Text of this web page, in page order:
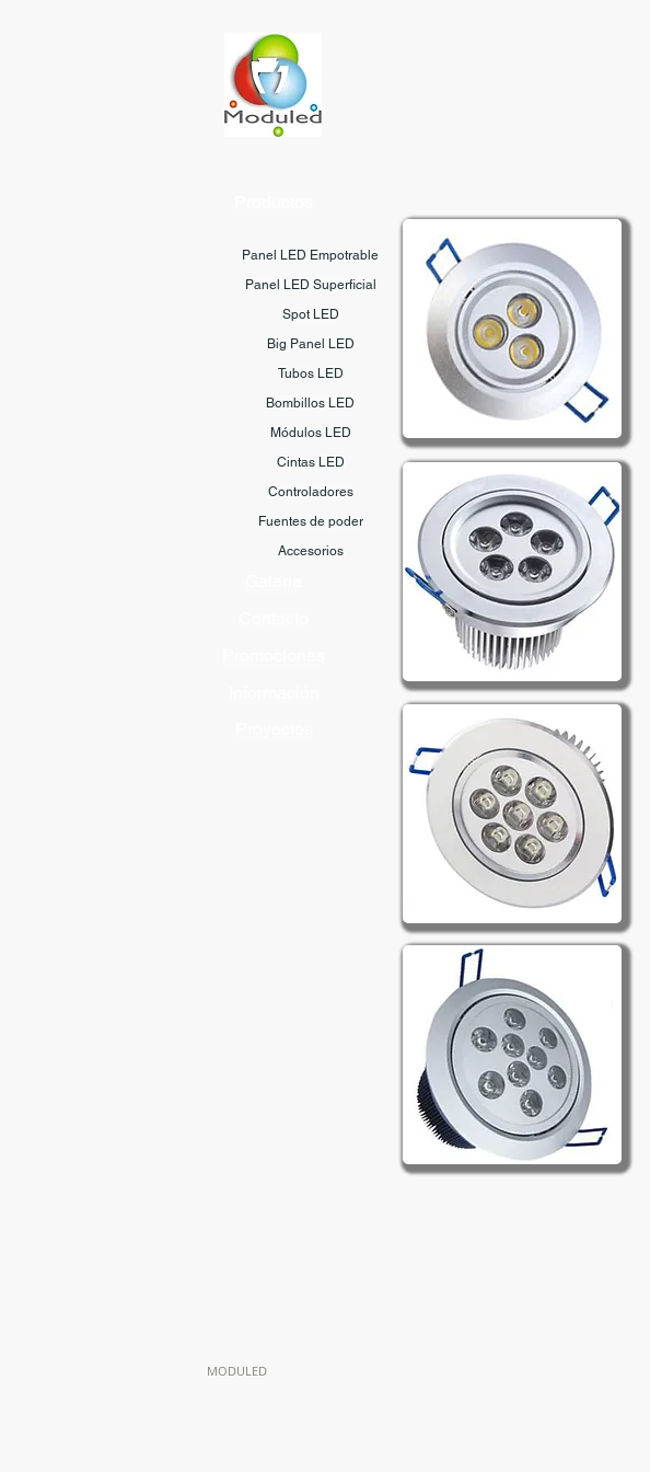
Panel LED Empotrable
Panel LED Superficial
Spot LED
Big Panel LED
Tubos LED
Bombillos LED
Módulos LED
Cintas LED
Controladores
Fuentes de poder
Accesorios
MODULED